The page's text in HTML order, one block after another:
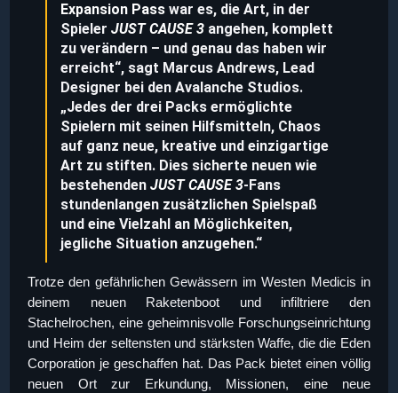
Expansion Pass war es, die Art, in der
Spieler JUST CAUSE 3 angehen, komplett
zu verändern – und genau das haben wir
erreicht“, sagt Marcus Andrews, Lead
Designer bei den Avalanche Studios.
„Jedes der drei Packs ermöglichte
Spielern mit seinen Hilfsmitteln, Chaos
auf ganz neue, kreative und einzigartige
Art zu stiften. Dies sicherte neuen wie
bestehenden JUST CAUSE 3-Fans
stundenlangen zusätzlichen Spielspaß
und eine Vielzahl an Möglichkeiten,
jegliche Situation anzugehen.“
Trotze den gefährlichen Gewässern im Westen Medicis in
deinem neuen Raketenboot und infiltriere den
Stachelrochen, eine geheimnisvolle Forschungseinrichtung
und Heim der seltensten und stärksten Waffe, die die Eden
Corporation je geschaffen hat. Das Pack bietet einen völlig
neuen Ort zur Erkundung, Missionen, eine neue